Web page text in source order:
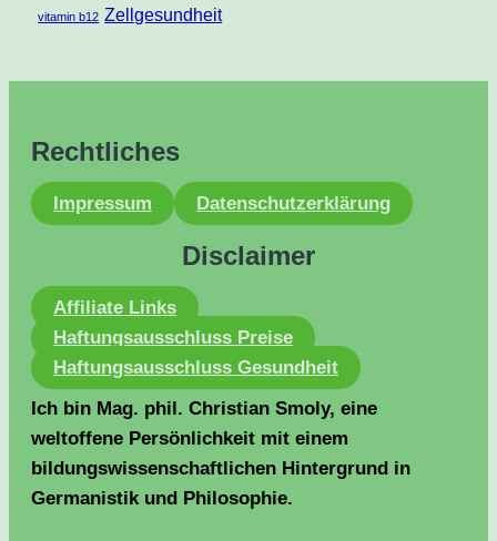
vitamin b12 Zellgesundheit
Rechtliches
Impressum Datenschutzerklärung
Disclaimer
Affiliate Links
Haftungsausschluss Preise
Haftungsausschluss Gesundheit
Ich bin Mag. phil. Christian Smoly, eine
weltoffene Persönlichkeit mit einem
bildungswissenschaftlichen Hintergrund in
Germanistik und Philosophie.